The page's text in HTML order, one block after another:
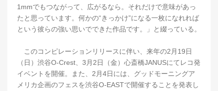
1mmでもつながって、広がるなら。それだけで意味があっ
たと思っています。何かの“きっかけ”になる一枚になれれば
という彼らの強い思いでできた作品です。」と綴っている。
このコンピレーションリリースに伴い、来年の2月19日
（日）渋谷O-Crest、3月2日（金）心斎橋JANUSにてレコ発
イベントを開催。また、2月4日には、グッドモーニングア
メリカ企画のフェスを渋谷O-EASTで開催することを発表し